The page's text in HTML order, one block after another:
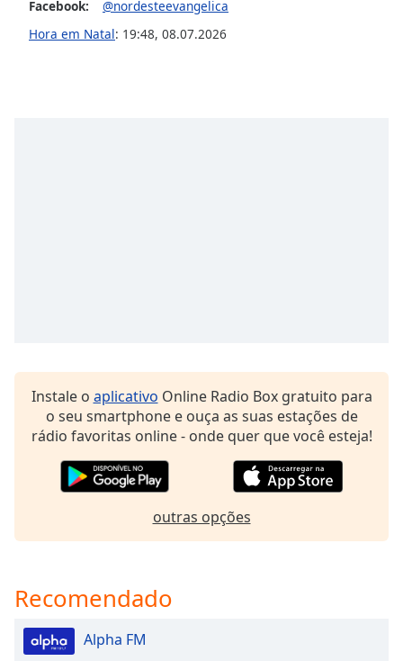
dialog
window.
Color
Opacity
Color
Opacity
Facebook:
@nordesteevangelica
Hora em Natal: 19:48, 08.07.2026
Instale o aplicativo Online Radio Box gratuito para
o seu smartphone e ouça as suas estações de
rádio favoritas online - onde quer que você esteja!
outras opções
Recomendado
Alpha FM